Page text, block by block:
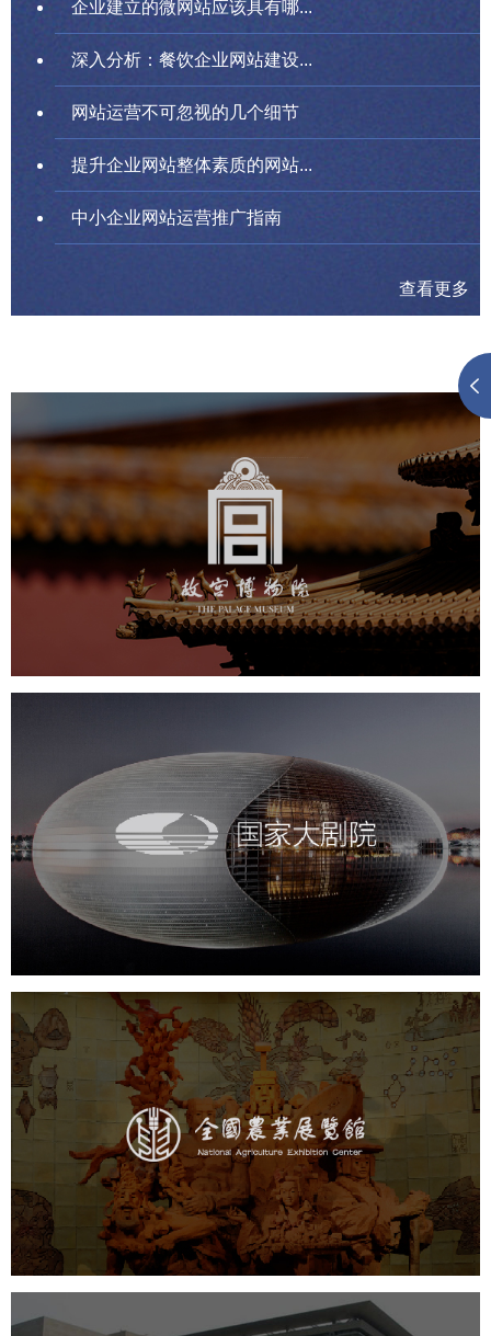
企业建立的微网站应该具有哪...
深入分析：餐饮企业网站建设...
网站运营不可忽视的几个细节
提升企业网站整体素质的网站...
中小企业网站运营推广指南
查看更多
故宫博物院
文化艺术 博物馆 智慧博物馆
博物馆网站建设
景区网站建设
文创商城 万能专题 网站代运营
国家大剧院
文化艺术 剧院 智慧展馆 展馆网站建设
农业展览馆
文化艺术 展馆网站建设
博物馆展厅设计
数字博物馆建设
展厅空间设计
企业展厅设计
公司展厅设计
北京展厅设计 产品展厅设计